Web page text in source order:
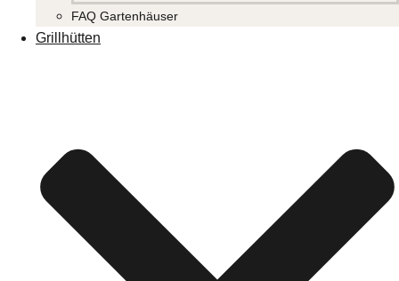
FAQ Gartenhäuser
Grillhütten